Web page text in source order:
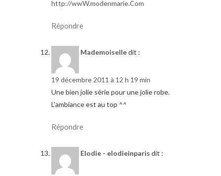
http://wwW.modenmarie.Com
Répondre
Mademoiselledit :
19 décembre 2011 à 12 h 19 min
Une bien jolie série pour une jolie robe.
L’ambiance est au top ^^
Répondre
Elodie - elodieinparis dit :